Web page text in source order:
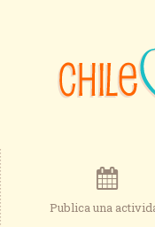
Publica una